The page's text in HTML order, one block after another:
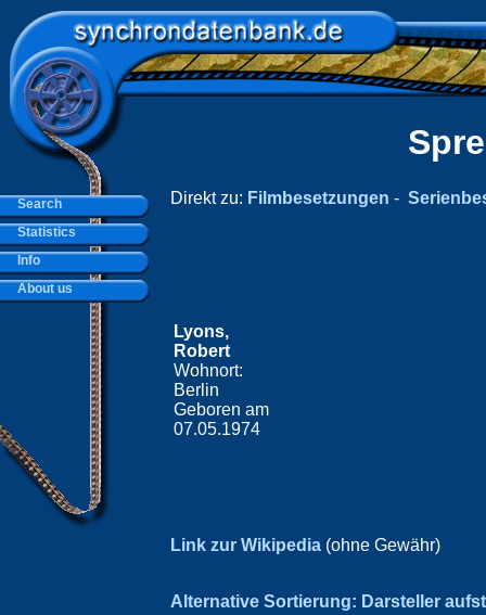
Direkt zu: Filmbesetzungen -
Lyons,
Robert
Wohnort:
Berlin
Geboren am
07.05.1974
Link zur Wikipedia (ohne Gewähr)
Alternative Sortierung: Darsteller
Search
Statistics
Info
About us